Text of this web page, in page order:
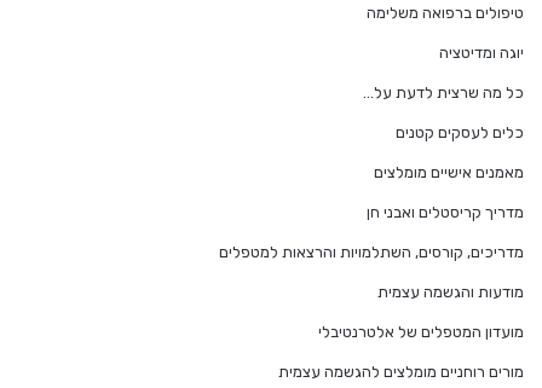
טיפולים ברפואה משלימה
יוגה ומדיטציה
כל מה שרצית לדעת על…
כלים לעסקים קטנים
מאמנים אישיים מומלצים
מדריך קריסטלים ואבני חן
מדריכים, קורסים, השתלמויות והרצאות למטפלים
מודעות והגשמה עצמית
מועדון המטפלים של אלטרנטיבלי
מורים רוחניים מומלצים להגשמה עצמית